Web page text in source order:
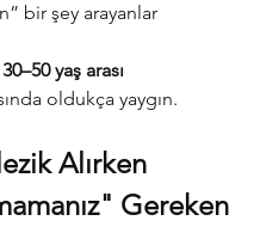
bir şey arayanlar
30–50 yaş arası
oldukça yaygın.
Alırken
Gereken